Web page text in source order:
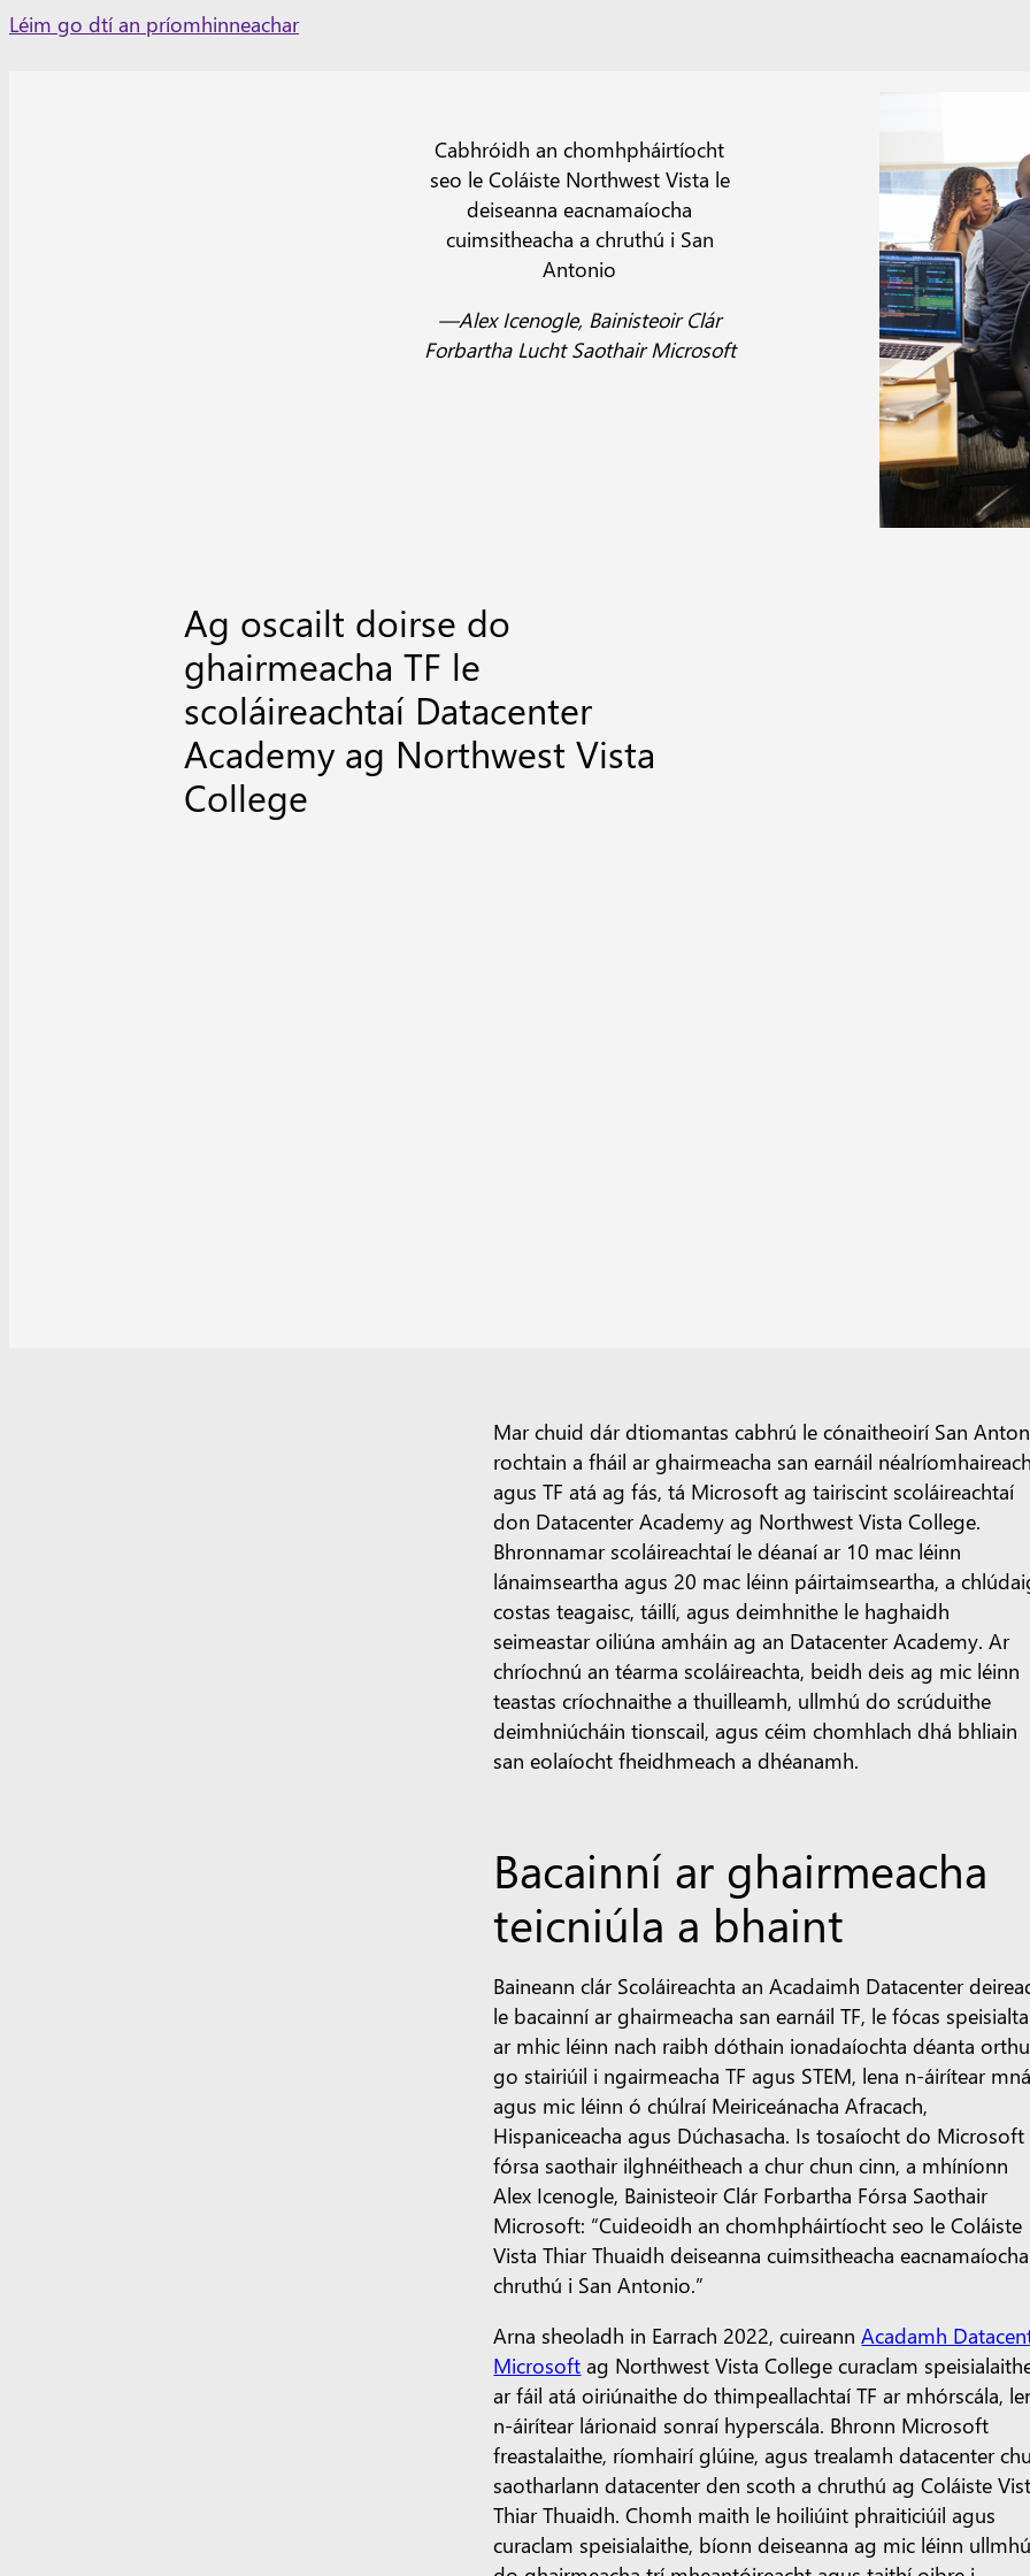
Skip
Léim go dtí an príomhinneachar
Ag oscailt doirse do
ghairmeacha TF le
scoláireachtaí Datacenter
Academy ag Northwest Vista
College
Mar chuid dár dtiomantas cabhrú le cónaitheoirí San
rochtain a fháil ar ghairmeacha san earnáil
agus TF atá ag fás, tá Microsoft ag tairiscint scoláireachtaí
don Datacenter Academy ag Northwest Vista College.
Bhronnamar scoláireachtaí le déanaí ar 10 mac léinn
lánaimseartha agus 20 mac léinn páirtaimseartha, a
costas teagaisc, táillí, agus deimhnithe le haghaidh
seimeastar oiliúna amháin ag an Datacenter Academy. Ar
chríochnú an téarma scoláireachta, beidh deis ag mic léinn
teastas críochnaithe a thuilleamh, ullmhú do scrúduithe
deimhniúcháin tionscail, agus céim chomhlach dhá bhliain
san eolaíocht fheidhmeach a dhéanamh.
Bacainní ar ghairmeacha
teicniúla a bhaint
Baineann clár Scoláireachta an Acadaimh Datacenter
le bacainní ar ghairmeacha san earnáil TF, le fócas speisialta
ar mhic léinn nach raibh dóthain ionadaíochta déanta orthu
go stairiúil i ngairmeacha TF agus STEM, lena n-áirítear mná
agus mic léinn ó chúlraí Meiriceánacha Afracach,
Hispaniceacha agus Dúchasacha. Is tosaíocht do Microsoft
fórsa saothair ilghnéitheach a chur chun cinn, a mhíníonn
Alex Icenogle, Bainisteoir Clár Forbartha Fórsa Saothair
Microsoft: “Cuideoidh an chomhpháirtíocht seo le Coláiste
Vista Thiar Thuaidh deiseanna cuimsitheacha
chruthú i San Antonio.”
Arna sheoladh in Earrach 2022, cuireannAcadamh
Microsoft ag Northwest Vista College curaclam
ar fáil atá oiriúnaithe do thimpeallachtaí TF ar mhórscála,
n-áirítear lárionaid sonraí hyperscála. Bhronn Microsoft
freastalaithe, ríomhairí glúine, agus trealamh datacenter
saotharlann datacenter den scoth a chruthú ag Coláiste
Thiar Thuaidh. Chomh maith le hoiliúint phraiticiúil agus
curaclam speisialaithe, bíonn deiseanna ag mic léinn ullmhú
Cabhróidh an chomhpháirtíocht
seo le Coláiste Northwest Vista le
deiseanna eacnamaíocha
cuimsitheacha a chruthú i San
Antonio
—Alex Icenogle, Bainisteoir Clár
Forbartha Lucht Saothair Microsoft